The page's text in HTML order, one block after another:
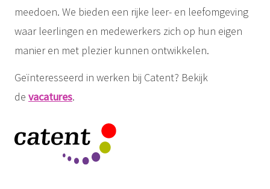
meedoen. We bieden een rijke leer- en leefomgeving
waar leerlingen en medewerkers zich op hun eigen
manier en met plezier kunnen ontwikkelen.
Geïnteresseerd in werken bij Catent? Bekijk
de vacatures.